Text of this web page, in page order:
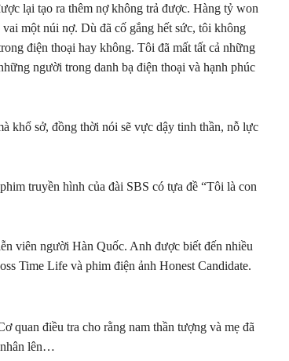
lại tạo ra thêm nợ không trả được. Hàng tỷ won
một núi nợ. Dù đã cố gắng hết sức, tôi không
điện thoại hay không. Tôi đã mất tất cả những
người trong danh bạ điện thoại và hạnh phúc
khổ sở, đồng thời nói sẽ vực dậy tinh thần, nỗ lực
truyền hình của đài SBS có tựa đề “Tôi là con
viên người Hàn Quốc. Anh được biết đến nhiều
Time Life và phim điện ảnh Honest Candidate.
quan điều tra cho rằng nam thần tượng và mẹ đã
nhân lên…